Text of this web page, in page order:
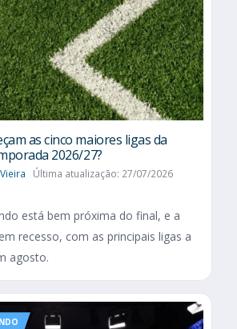
as cinco maiores ligas da
2026/27?
Última atualização: 27/07/2026
está bem próxima do final, e a
recesso, com as principais ligas a
agosto.